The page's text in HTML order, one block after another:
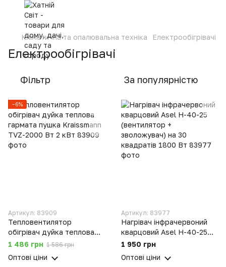
Кліматична та опалювальна техніка Електрообігрівачі
Електрообігрівачі
Фільтр За популярністю
−6%
Артикул: 83909
Тепловентилятор
обігрівач дуйка теплова
гармата пушка Kraissmann
1 486 грн 1 586 грн
Оптові ціни
Артикул: 83977
Нагрівач інфрачервоний
кварцовий Asel H-40-25
(вентилятор +
квадратів 1800 Вт
1 950 грн
Оптові ціни